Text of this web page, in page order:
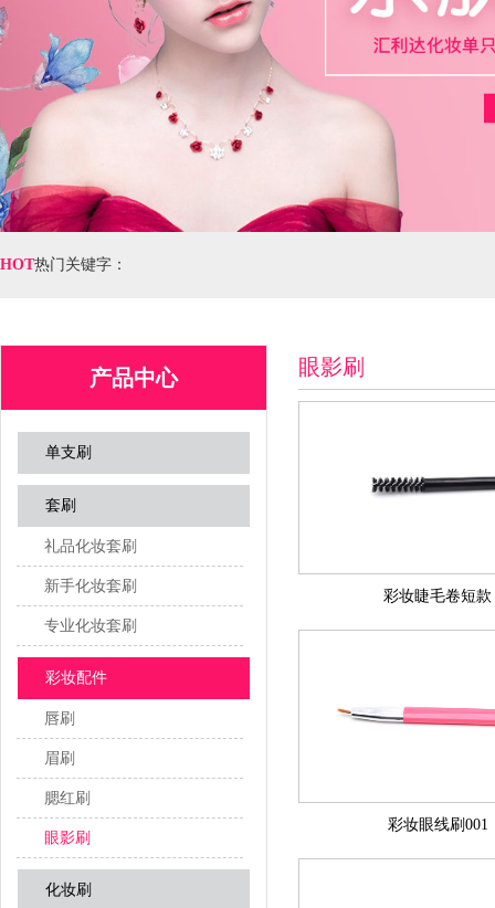
HOT热门关键字：
产品中心
单支刷
套刷
礼品化妆套刷
新手化妆套刷
专业化妆套刷
彩妆配件
唇刷
眉刷
腮红刷
眼影刷
化妆刷
眼影刷
彩妆睫毛卷短款
彩妆眼线刷001